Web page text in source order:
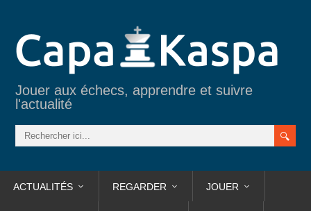
Jouer aux échecs, apprendre et suivre
l'actualité
ACTUALITÉS REGARDER JOUER